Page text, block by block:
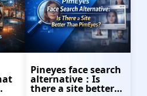
Pineyes face search
alternative：Is
there a site better